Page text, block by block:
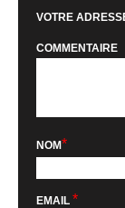
VOTRE
COMMENTAIRE
NOM*
EMAIL *